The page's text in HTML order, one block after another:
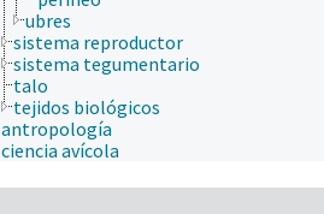
ubres
sistema reproductor
sistema tegumentario
talo
tejidos biológicos
antropología
ciencia avícola
ciencia de la carne